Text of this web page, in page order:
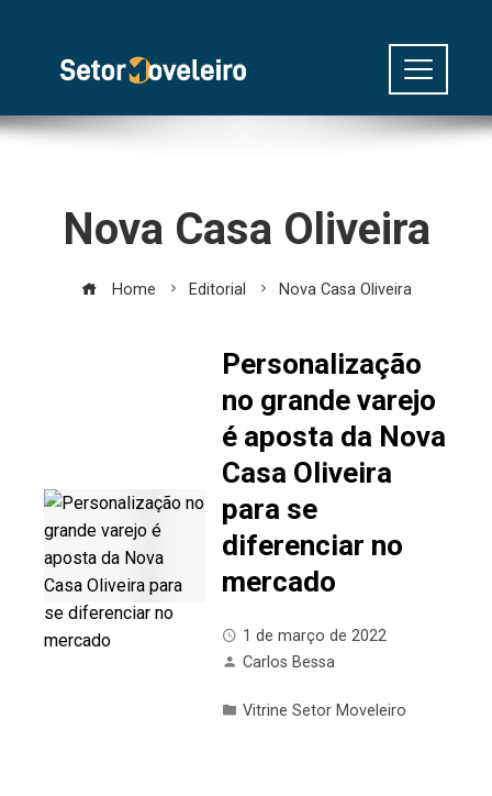
Nova Casa Oliveira
Home Editorial Nova Casa Oliveira
Personalização
no grande varejo
é aposta da Nova
Casa Oliveira
para se
diferenciar no
mercado
1 de março de 2022
Carlos Bessa
Vitrine Setor Moveleiro